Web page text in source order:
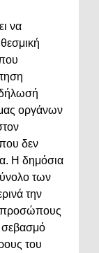
να
οργάνων
δεν
Η δημόσια
των
την
σεβασμό
του